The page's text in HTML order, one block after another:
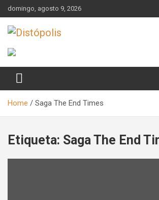
Skip
to
content
domingo, agosto 9, 2026
Distópolis
Home Saga The End Times
Etiqueta: Saga The End